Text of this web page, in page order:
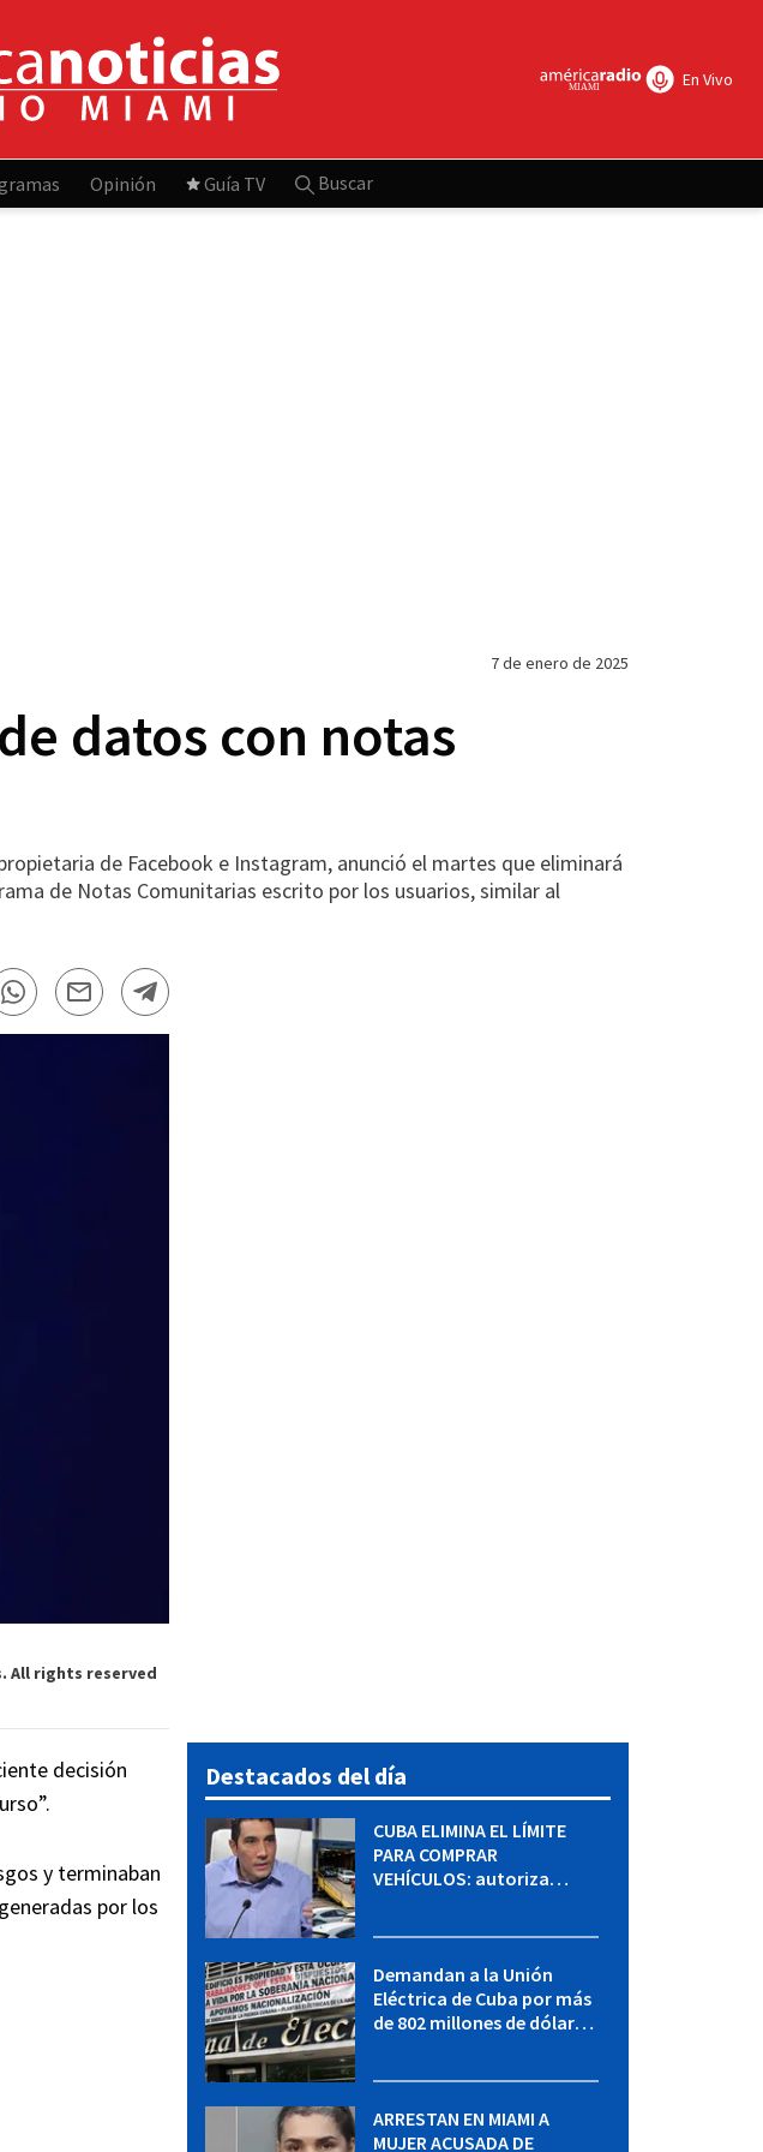
En Vivo
Opinión Guía TV Buscar
7 de enero de 2025
datos con notas
de Facebook e Instagram, anunció el martes que eliminará
de Notas Comunitarias escrito por los usuarios, similar al
All rights reserved
decisión
y terminaban
por los
Destacados del día
CUBA ELIMINA EL LÍMITE
PARA COMPRAR
VEHÍCULOS: autoriza
Demandan a la Unión
Eléctrica de Cuba por más
de 802 millones de dólares
ARRESTAN EN MIAMI A
MUJER ACUSADA DE